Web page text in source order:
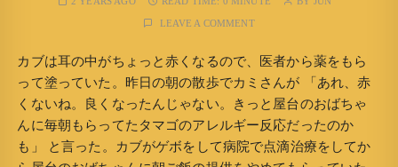
LEAVE A COMMENT
カブは耳の中がちょっと赤くなるので、医者から薬をもら
って塗っていた。昨日の朝の散歩でカミさんが 「あれ、赤
くないね。良くなったんじゃない。きっと屋台のおばちゃ
んに毎朝もらってたタマゴのアレルギー反応だったのか
も」 と言った。カブがゲボをして病院で点滴治療をしてか